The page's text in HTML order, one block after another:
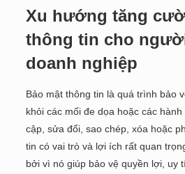
Xu hướng tăng
thông tin cho
doanh nghiệp
Bảo mật thông tin là quá trình bảo
khỏi các mối đe dọa hoặc các
cập, sửa đổi, sao chép, xóa hoặc
tin có vai trò và lợi ích rất quan
bởi vì nó giúp bảo vệ quyền lợi, uy